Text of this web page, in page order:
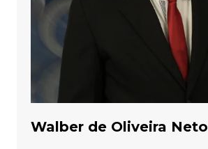
Walber de Oliveira Neto